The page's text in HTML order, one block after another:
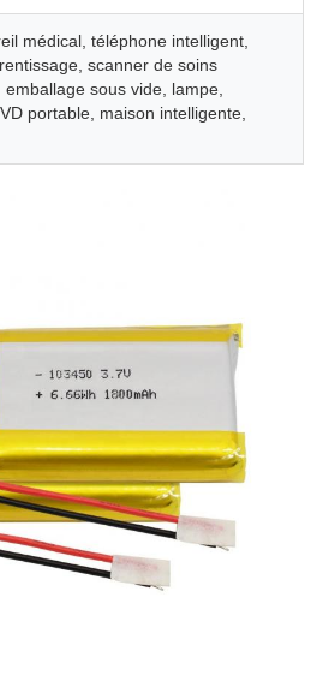
médical, téléphone intelligent,
scanner de soins
emballage sous vide, lampe,
portable, maison intelligente,